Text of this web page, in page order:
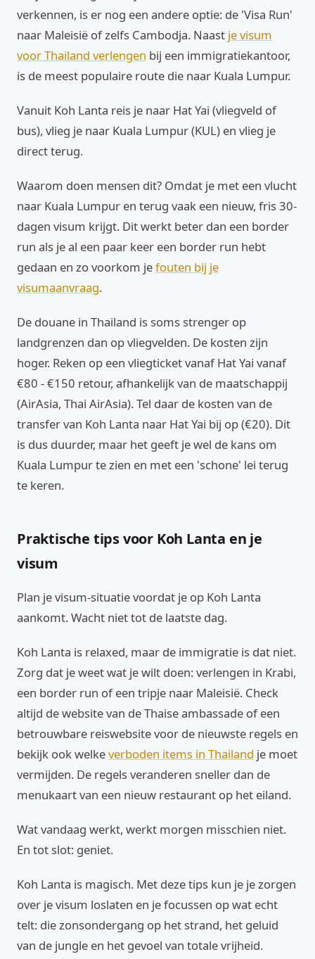
verkennen, is er nog een andere optie: de 'Visa Run'
naar Maleisië of zelfs Cambodja. Naast je visum
voor Thailand verlengen bij een immigratiekantoor,
is de meest populaire route die naar Kuala Lumpur.
Vanuit Koh Lanta reis je naar Hat Yai (vliegveld of
bus), vlieg je naar Kuala Lumpur (KUL) en vlieg je
direct terug.
Waarom doen mensen dit? Omdat je met een vlucht
naar Kuala Lumpur en terug vaak een nieuw, fris 30-
dagen visum krijgt. Dit werkt beter dan een border
run als je al een paar keer een border run hebt
gedaan en zo voorkom jefouten bij je
visumaanvraag.
De douane in Thailand is soms strenger op
landgrenzen dan op vliegvelden. De kosten zijn
hoger. Reken op een vliegticket vanaf Hat Yai vanaf
€80 - €150 retour, afhankelijk van de maatschappij
(AirAsia, Thai AirAsia). Tel daar de kosten van de
transfer van Koh Lanta naar Hat Yai bij op (€20). Dit
is dus duurder, maar het geeft je wel de kans om
Kuala Lumpur te zien en met een 'schone' lei terug
te keren.
Praktische tips voor Koh Lanta en je
visum
Plan je visum-situatie voordat je op Koh Lanta
aankomt. Wacht niet tot de laatste dag.
Koh Lanta is relaxed, maar de immigratie is dat niet.
Zorg dat je weet wat je wilt doen: verlengen in Krabi,
een border run of een tripje naar Maleisië. Check
altijd de website van de Thaise ambassade of een
betrouwbare reiswebsite voor de nieuwste regels en
bekijk ook welkeverboden items in Thailand je moet
vermijden. De regels veranderen sneller dan de
menukaart van een nieuw restaurant op het eiland.
Wat vandaag werkt, werkt morgen misschien niet.
En tot slot: geniet.
Koh Lanta is magisch. Met deze tips kun je je zorgen
over je visum loslaten en je focussen op wat echt
telt: die zonsondergang op het strand, het geluid
van de jungle en het gevoel van totale vrijheid.